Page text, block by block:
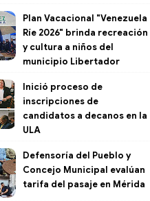
Plan Vacacional "Venezuela
Ríe 2026" brinda recreación
y cultura a niños del
municipio Libertador
Inició proceso de
inscripciones de
candidatos a decanos en la
ULA
Defensoría del Pueblo y
Concejo Municipal evalúan
tarifa del pasaje en Mérida